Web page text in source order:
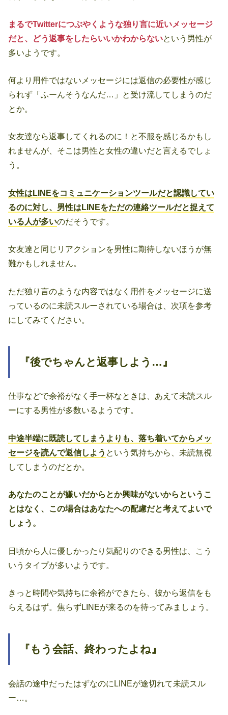
まるでTwitterにつぶやくような独り言に近いメッセージ
だと、どう返事をしたらいいかわからないという男性が
多いようです。
何より用件ではないメッセージには返信の必要性が感じ
られず「ふーんそうなんだ…」と受け流してしまうのだ
とか。
女友達なら返事してくれるのに！と不服を感じるかもし
れませんが、そこは男性と女性の違いだと言えるでしょ
う。
女性はLINEをコミュニケーションツールだと認識してい
るのに対し、男性はLINEをただの連絡ツールだと捉えて
いる人が多いのだそうです。
女友達と同じリアクションを男性に期待しないほうが無
難かもしれません。
ただ独り言のような内容ではなく用件をメッセージに送
っているのに未読スルーされている場合は、次項を参考
にしてみてください。
『後でちゃんと返事しよう…』
仕事などで余裕がなく手一杯なときは、あえて未読スル
ーにする男性が多数いるようです。
中途半端に既読してしまうよりも、落ち着いてからメッ
セージを読んで返信しよう という気持ちから、未読無視
してしまうのだとか。
あなたのことが嫌いだからとか興味がないからというこ
とはなく、この場合はあなたへの配慮だと考えてよいで
しょう。
日頃から人に優しかったり気配りのできる男性は、こう
いうタイプが多いようです。
きっと時間や気持ちに余裕ができたら、彼から返信をも
らえるはず。焦らずLINEが来るのを待ってみましょう。
『もう会話、終わったよね』
会話の途中だったはずなのにLINEが途切れて未読スル
ー…。